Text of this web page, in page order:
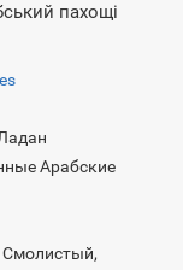
пахощі
Арабские